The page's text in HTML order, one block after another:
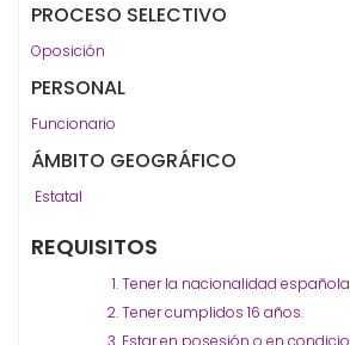
PROCESO SELECTIVO
Oposición
PERSONAL
Funcionario
ÁMBITO GEOGRÁFICO
Estatal
REQUISITOS
Tener la nacionalidad
Tener cumplidos 16 años.
Estar en posesión o en